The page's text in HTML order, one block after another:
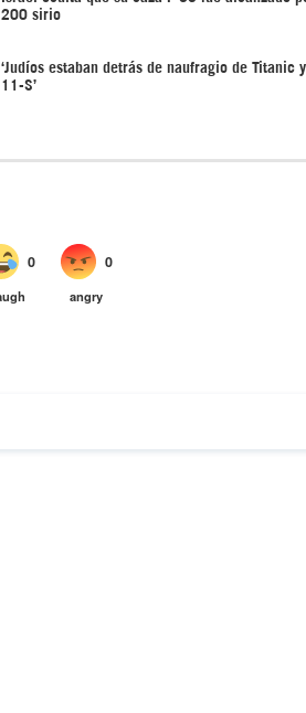
200 sirio
‘Judíos estaban detrás de naufragio de Titanic
11-S’